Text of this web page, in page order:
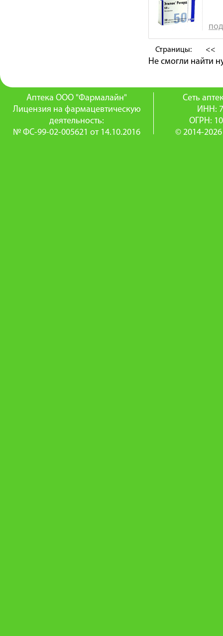
Страницы: <<
Не смогли найти
Аптека ООО "Фармалайн"
Лицензия на фармацевтическую
деятельность:
№ ФС-99-02-005621 от 14.10.2016
Сеть
ИНН:
ОГРН:
© 2014-